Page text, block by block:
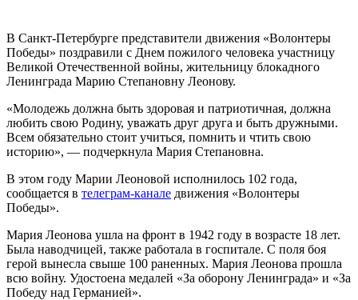
В Санкт-Петербурге представители движения «Волонтеры
Победы» поздравили с Днем пожилого человека участницу
Великой Отечественной войны, жительницу блокадного
Ленинграда Марию Степановну Леонову.
«Молодежь должна быть здоровая и патриотичная, должна
любить свою Родину, уважать друг друга и быть дружными.
Всем обязательно стоит учиться, помнить и чтить свою
историю», — подчеркнула Мария Степановна.
В этом году Марии Леоновой исполнилось 102 года,
сообщается в телеграм-канале движения «Волонтеры
Победы».
Мария Леонова ушла на фронт в 1942 году в возрасте 18 лет.
Была наводчицей, также работала в госпитале. С поля боя
герой вынесла свыше 100 раненных. Мария Леонова прошла
всю войну. Удостоена медалей «За оборону Ленинграда» и «За
Победу над Германией».